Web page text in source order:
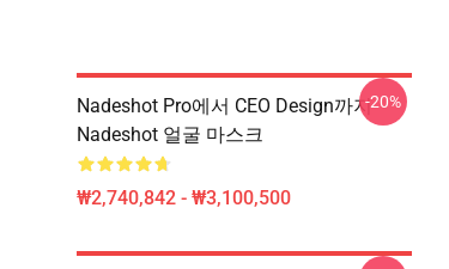
Nadeshot Pro에서 CEO Design까지
Nadeshot 얼굴 마스크
₩2,740,842 - ₩3,100,500
-20%